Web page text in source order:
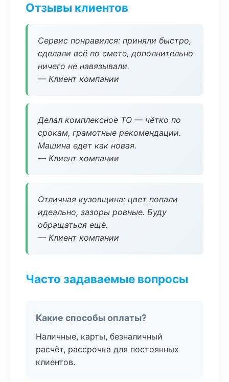
Отзывы клиентов
Сервис понравился: приняли быстро,
сделали всё по смете, дополнительно
ничего не навязывали.
— Клиент компании
Делал комплексное ТО — чётко по
срокам, грамотные рекомендации.
Машина едет как новая.
— Клиент компании
Отличная кузовщина: цвет попали
идеально, зазоры ровные. Буду
обращаться ещё.
— Клиент компании
Часто задаваемые вопросы
Какие способы оплаты?
Наличные, карты, безналичный
расчёт, рассрочка для постоянных
клиентов.